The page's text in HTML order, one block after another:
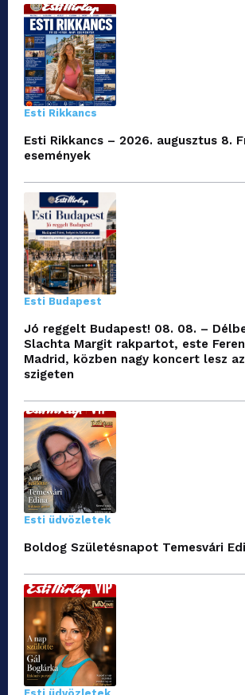
Esti Rikkancs
Esti Rikkancs – 2026. augusztus 8.
események
Esti Budapest
Jó reggelt Budapest! 08. 08. –
Slachta Margit rakpartot, este
Madrid, közben nagy koncert lesz
szigeten
Esti üdvözletek
Boldog Születésnapot Temesvári